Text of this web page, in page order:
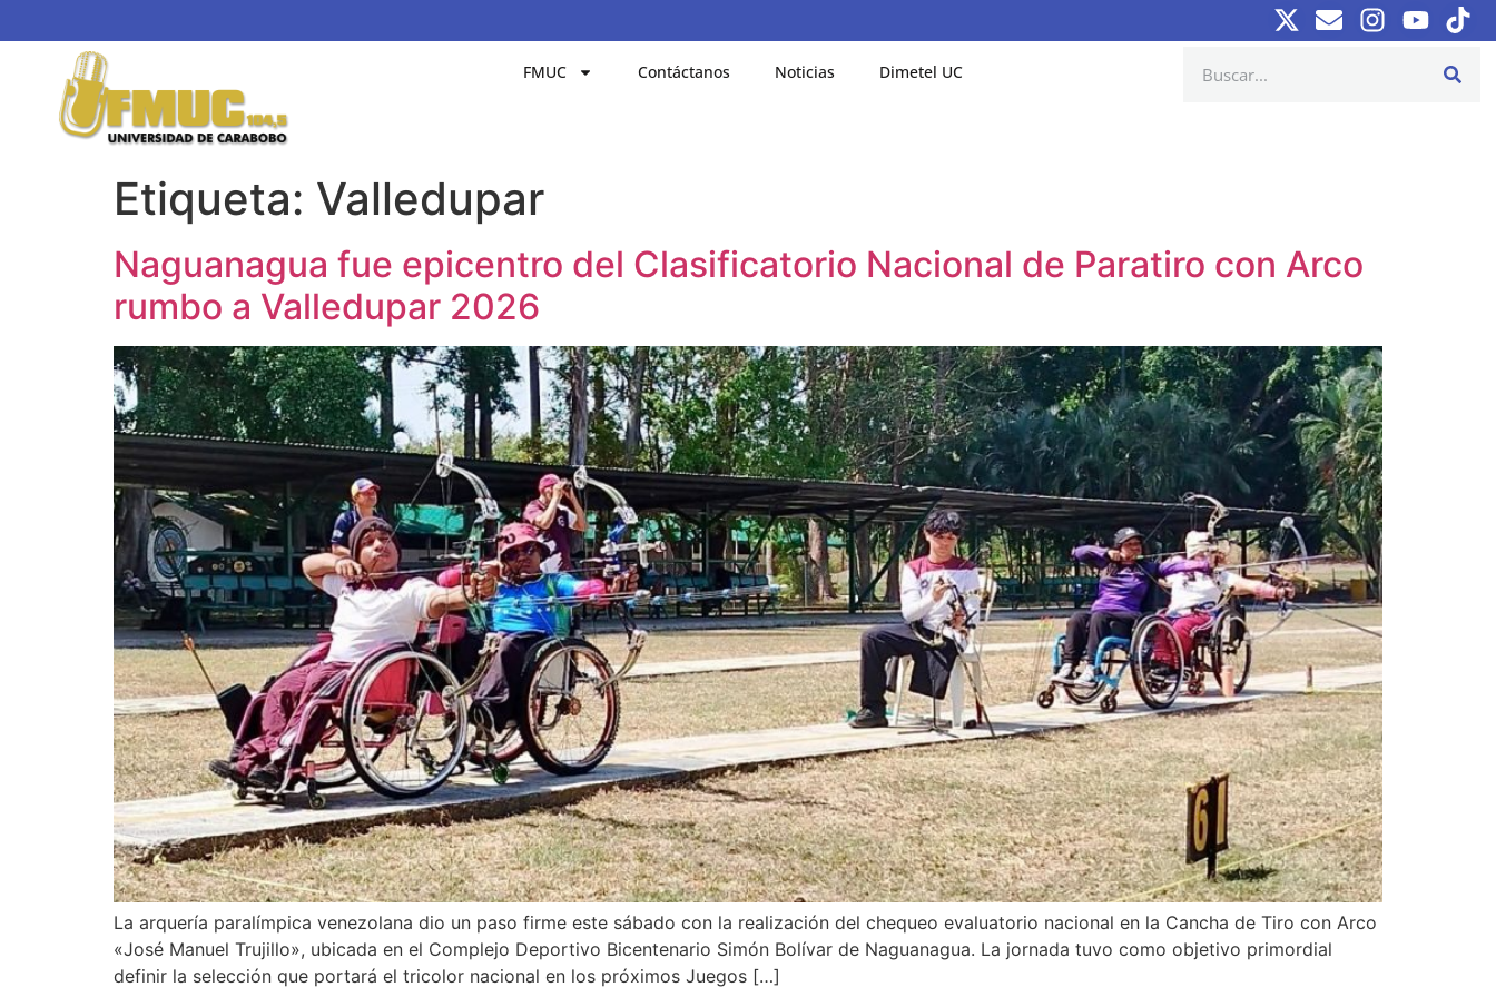
FMUC Contáctanos Noticias Dimetel UC
Etiqueta: Valledupar
Naguanagua fue epicentro del Clasificatorio Nacional de Paratiro con Arco
rumbo a Valledupar 2026
La arquería paralímpica venezolana dio un paso firme este sábado con la realización del chequeo evaluatorio nacional en la Cancha de Tiro con Arco
«José Manuel Trujillo», ubicada en el Complejo Deportivo Bicentenario Simón Bolívar de Naguanagua. La jornada tuvo como objetivo primordial
definir la selección que portará el tricolor nacional en los próximos Juegos […]